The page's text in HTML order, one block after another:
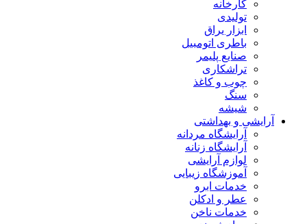
کارخانه
تولیدی
ابزار یراق
باطری اتومبیل
صنایع پلیمر
تراشکاری
چوب و کاغذ
سنگ
شیشه
آرایشی و بهداشتی
آرایشگاه مردانه
آرایشگاه زنانه
لوازم آرایشی
آموزشگاه زیبایی
خدمات ابرو
عطر و ادکلن
خدمات ناخن